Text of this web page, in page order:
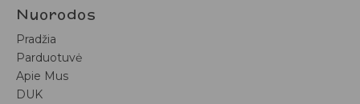
Nuorodos
Pradžia
Parduotuvė
Apie Mus
DUK